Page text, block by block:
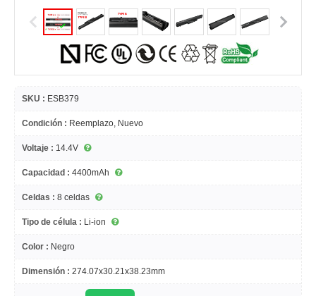
SKU : ESB379
Condición : Reemplazo, Nuevo
Voltaje : 14.4V
Capacidad : 4400mAh
Celdas : 8 celdas
Tipo de célula : Li-ion
Color : Negro
Dimensión : 274.07x30.21x38.23mm